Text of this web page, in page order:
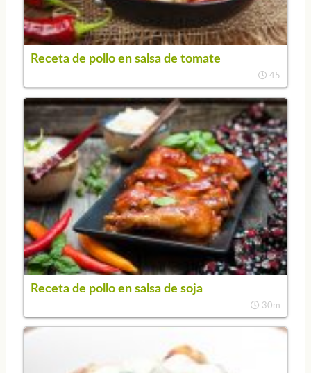
Receta de pollo en salsa de tomate
45
Receta de pollo en salsa de soja
30m